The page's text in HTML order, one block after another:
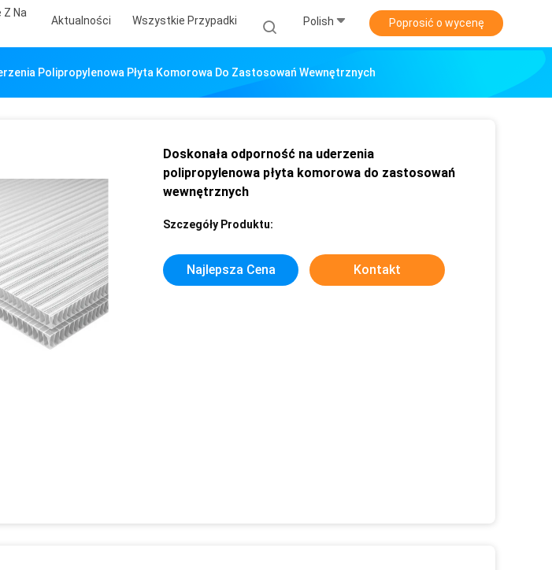
Na
Aktualności Wszystkie Przypadki Polish Poprosić o wycenę
Polipropylenowa Płyta Komorowa Do Zastosowań Wewnętrznych
Doskonała odporność na uderzenia
polipropylenowa płyta komorowa do zastosowań
wewnętrznych
Szczegóły Produktu:
Najlepsza Cena Kontakt